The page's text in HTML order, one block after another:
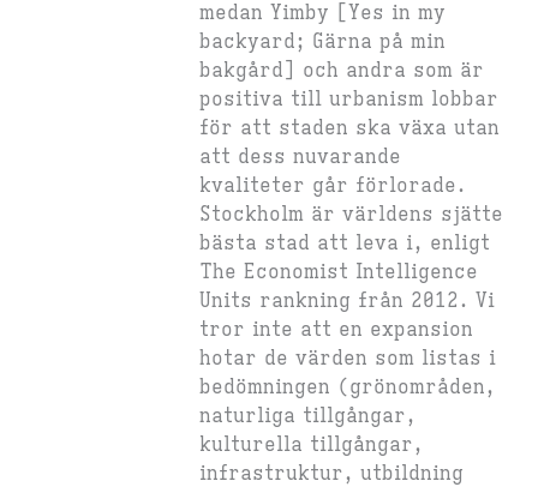
medan Yimby [Yes in my
backyard; Gärna på min
bakgård] och andra som är
positiva till urbanism lobbar
för att staden ska växa utan
att dess nuvarande
kvaliteter går förlorade.
Stockholm är världens sjätte
bästa stad att leva i, enligt
The Economist Intelligence
Units rankning från 2012. Vi
tror inte att en expansion
hotar de värden som listas i
bedömningen (grönområden,
naturliga tillgångar,
kulturella tillgångar,
infrastruktur, utbildning